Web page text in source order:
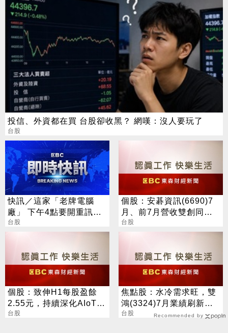
投信、外資都在買 台股卻收黑？ 網嘆：沒人要玩了
台股
快訊／這家「老牌電腦
廠」 下午4點要開重訊記
者會
台股
個股：安碁資訊(6690)7
月、前7月營收雙創同期
高點，本月再奪兩大資安
台股
個股：致伸H1每股盈餘
2.55元，持續深化AIoT、
AI智慧監控、機器人與車
台股
焦點股：水冷需求旺，雙
鴻(3324)7月業績刷新紀
錄，今股價噴漲停
台股 Recommended by